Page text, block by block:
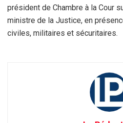
président de Chambre à la Cour
ministre de la Justice, en
civiles, militaires et sécuritaires.